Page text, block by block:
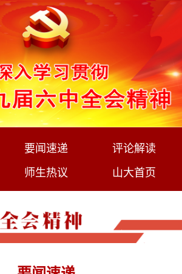
要闻速递
评论解读
师生热议 山大首页